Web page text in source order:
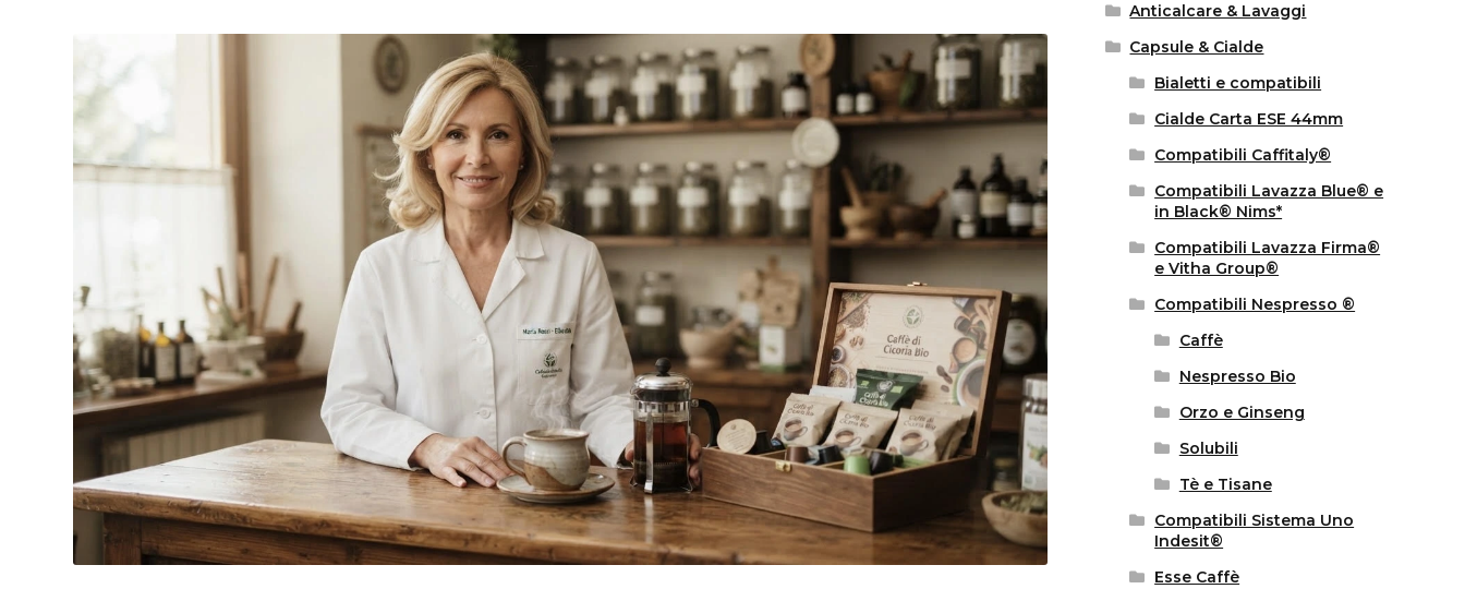
Anticalcare & Lavaggi
Capsule & Cialde
Bialetti e compatibili
Cialde Carta ESE 44mm
Compatibili Caffitaly®
Compatibili Lavazza Blue® e
in Black® Nims*
Compatibili Lavazza Firma®
e Vitha Group®
Compatibili Nespresso ®
Caffè
Nespresso Bio
Orzo e Ginseng
Solubili
Tè e Tisane
Compatibili Sistema Uno
Indesit®
Esse Caffè